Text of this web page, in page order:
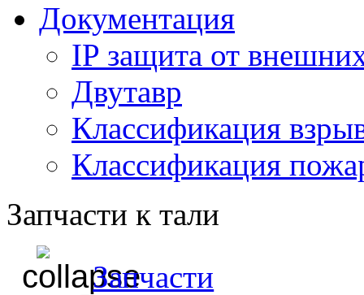
Документация
IP защита от
Двутавр
Классификация
Классификация
Запчасти к тали
Запчасти